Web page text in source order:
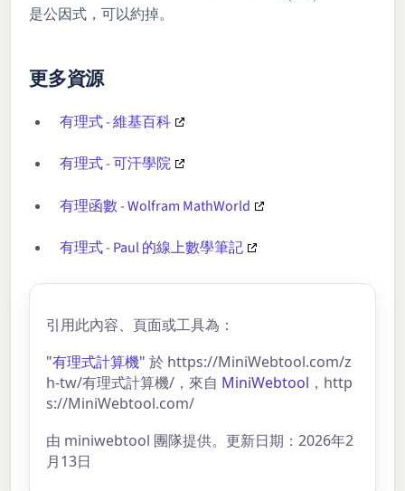
是公因式，可以約掉。
更多資源
有理式 - 維基百科
有理式 - 可汗學院
有理函數 - Wolfram MathWorld
有理式 - Paul 的線上數學筆記
引用此內容、頁面或工具為：
"有理式計算機" 於 https://MiniWebtool.com/z
h-tw/有理式計算機/，來自 MiniWebtool ，http
s://MiniWebtool.com/
由 miniwebtool 團隊提供。更新日期：2026年2
月13日